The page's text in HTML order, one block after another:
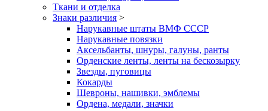
Ткани и отделка
Знаки различия >
Нарукавные штаты ВМФ СССР
Нарукавные повязки
Аксельбанты, шнуры, галуны, ранты
Орденские ленты, ленты на бескозырку
Звезды, пуговицы
Кокарды
Шевроны, нашивки, эмблемы
Ордена, медали, значки